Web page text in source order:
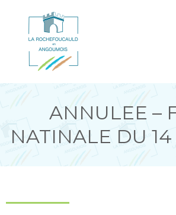
ANNULEE –
NATINALE DU